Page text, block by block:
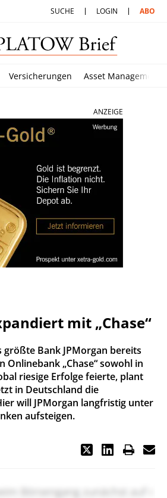
SUCHE LOGIN ABO
Versicherungen Asset Management
ANZEIGE
mit „Chase“
Bank JPMorgan bereits
Onlinebank „Chase“ sowohl in
riesige Erfolge feierte, plant
in Deutschland die
will JPMorgan langfristig unter
aufsteigen.